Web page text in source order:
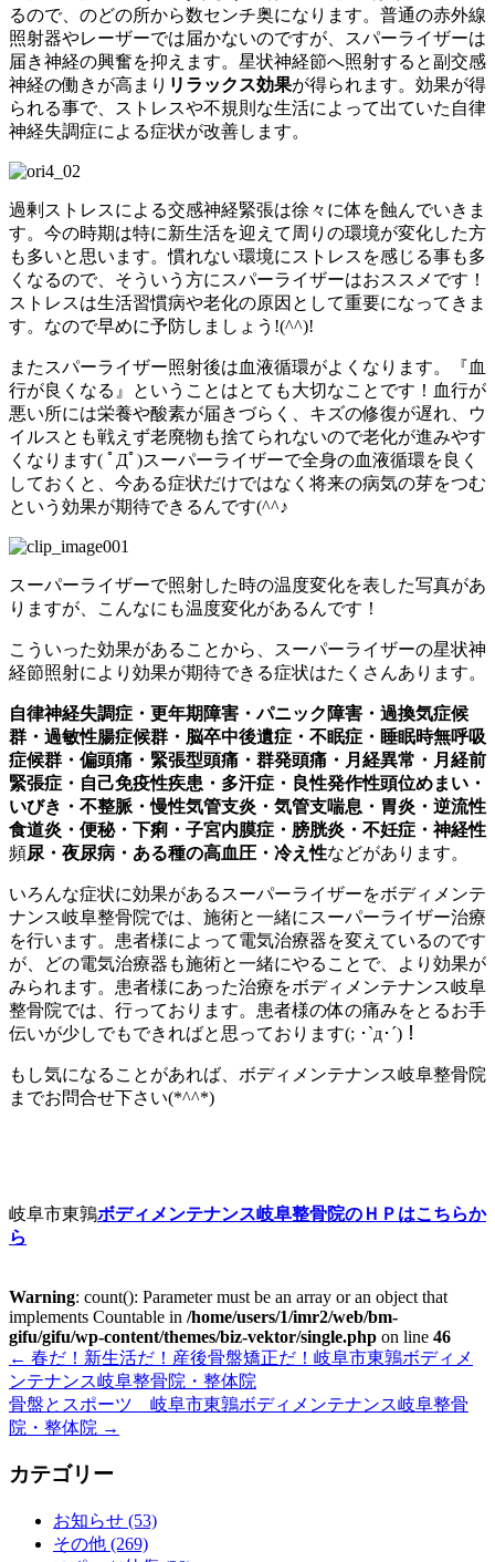
るので、のどの所から数センチ奥になります。普通の赤外線
照射器やレーザーでは届かないのですが、スパーライザーは
届き神経の興奮を抑えます。星状神経節へ照射すると副交感
神経の働きが高まり リラックス効果が得られます。効果が得
られる事で、ストレスや不規則な生活によって出ていた自律
神経失調症による症状が改善します。
過剰ストレスによる交感神経緊張は徐々に体を蝕んでいきま
す。今の時期は特に新生活を迎えて周りの環境が変化した方
も多いと思います。慣れない環境にストレスを感じる事も多
くなるので、そういう方にスパーライザーはおススメです！
ストレスは生活習慣病や老化の原因として重要になってきま
す。なので早めに予防しましょう!(^^)!
またスパーライザー照射後は血液循環がよくなります。『血
行が良くなる』ということはとても大切なことです！血行が
悪い所には栄養や酸素が届きづらく、キズの修復が遅れ、ウ
イルスとも戦えず老廃物も捨てられないので老化が進みやす
くなります( ﾟДﾟ)スーパーライザーで全身の血液循環を良く
しておくと、今ある症状だけではなく将来の病気の芽をつむ
という効果が期待できるんです(^^♪
スーパーライザーで照射した時の温度変化を表した写真があ
りますが、こんなにも温度変化があるんです！
こういった効果があることから、スーパーライザーの星状神
経節照射により効果が期待できる症状はたくさんあります。
自律神経失調症・更年期障害・パニック障害・過換気症候
群・過敏性腸症候群・脳卒中後遺症・不眠症・睡眠時無呼吸
症候群・偏頭痛・緊張型頭痛・群発頭痛・月経異常・月経前
緊張症・自己免疫性疾患・多汗症・良性発作性頭位めまい・
いびき・不整脈・慢性気管支炎・気管支喘息・胃炎・逆流性
食道炎・便秘・下痢・子宮内膜症・膀胱炎・不妊症・神経性
頻尿・夜尿病・ある種の高血圧・冷え性などがあります。
いろんな症状に効果があるスーパーライザーをボディメンテ
ナンス岐阜整骨院では、施術と一緒にスーパーライザー治療
を行います。患者様によって電気治療器を変えているのです
が、どの電気治療器も施術と一緒にやることで、より効果が
みられます。患者様にあった治療をボディメンテナンス岐阜
整骨院では、行っております。患者様の体の痛みをとるお手
伝いが少しでもできればと思っております(; ･`д･´)！
もし気になることがあれば、ボディメンテナンス岐阜整骨院
までお問合せ下さい(*^^*)
岐阜市東鶉ボディメンテナンス岐阜整骨院のＨＰはこちらか
ら
Warning: count(): Parameter must be an array or an object that
implements Countable in /home/users/1/imr2/web/bm-
gifu/gifu/wp-content/themes/biz-vektor/single.php on line 46
← 春だ！新生活だ！産後骨盤矯正だ！岐阜市東鶉ボディメ
ンテナンス岐阜整骨院・整体院
骨盤とスポーツ 岐阜市東鶉ボディメンテナンス岐阜整骨
院・整体院 →
カテゴリー
お知らせ (53)
その他 (269)